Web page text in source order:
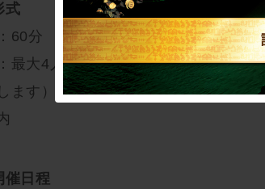
式
60分
最大4人（各回複数組が同時に参加
ます）
催日程